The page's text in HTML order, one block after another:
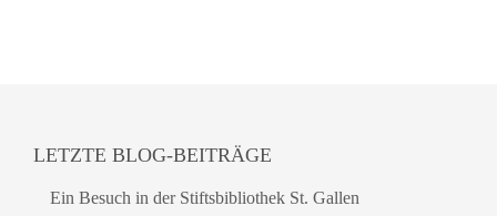
LETZTE BLOG-BEITRÄGE
Ein Besuch in der Stiftsbibliothek St. Gallen